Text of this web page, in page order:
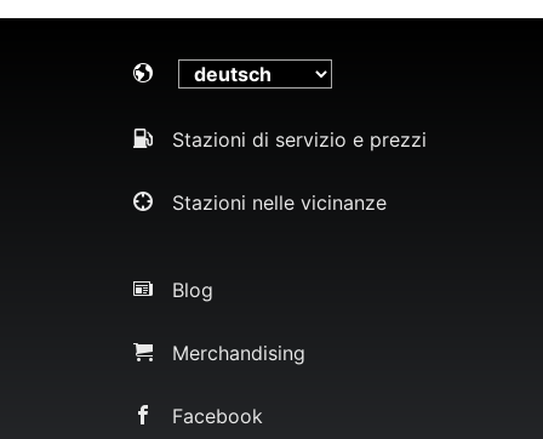
Stazioni di servizio e prezzi
Stazioni nelle vicinanze
Blog
Merchandising
Facebook